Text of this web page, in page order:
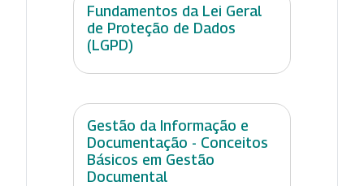
Fundamentos da Lei Geral
de Proteção de Dados
(LGPD)
Gestão da Informação e
Documentação - Conceitos
Básicos em Gestão
Documental